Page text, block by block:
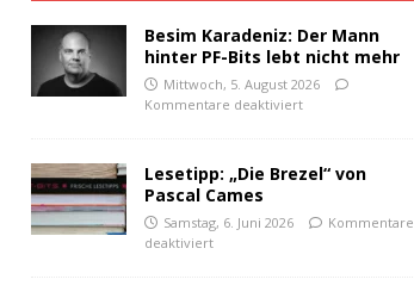
Besim Karadeniz: Der Mann
hinter PF-Bits lebt nicht mehr
Mittwoch, 5. August 2026
Kommentare deaktiviert
Lesetipp: „Die Brezel“ von
Pascal Cames
Samstag, 6. Juni 2026
Kommentare
deaktiviert